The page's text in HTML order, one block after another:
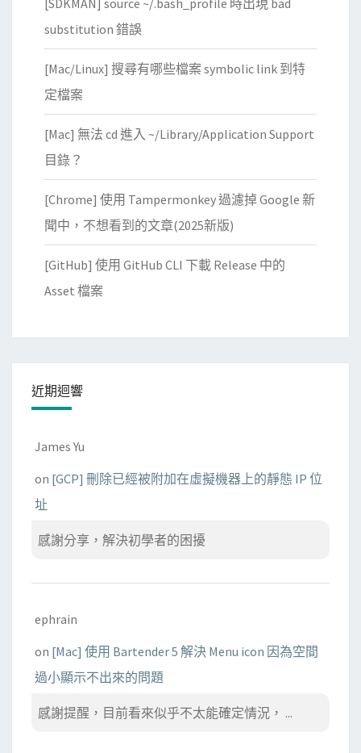
[SDKMAN] source ~/.bash_profile 時出現 bad
substitution 錯誤
[Mac/Linux] 搜尋有哪些檔案 symbolic link 到特
定檔案
[Mac] 無法 cd 進入 ~/Library/Application Support
目錄？
[Chrome] 使用 Tampermonkey 過濾掉 Google 新
聞中，不想看到的文章(2025新版)
[GitHub] 使用 GitHub CLI 下載 Release 中的
Asset 檔案
近期迴響
James Yu
on [GCP] 刪除已經被附加在虛擬機器上的靜態 IP 位
址
感謝分享，解決初學者的困擾
ephrain
on [Mac] 使用 Bartender 5 解決 Menu icon 因為空間
過小顯示不出來的問題
感謝提醒，目前看來似乎不太能確定情況， ...